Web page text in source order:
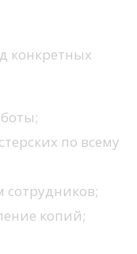
конкретных
по всему
сотрудников;
копий;